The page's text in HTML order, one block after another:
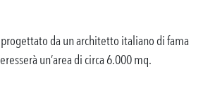
progettato da un architetto italiano di fama
un’area di circa 6.000 mq.